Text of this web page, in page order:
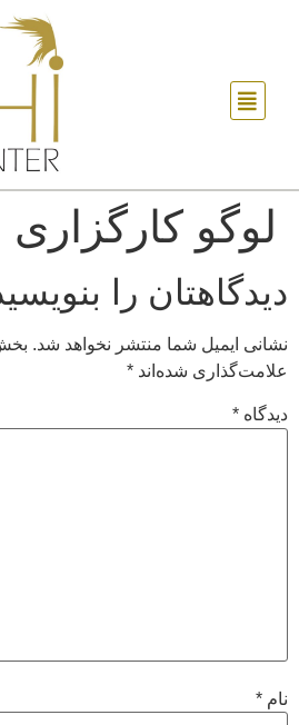
لوگو
دیدگاهتان را
نشانی ایمیل شما منتشر نخواهد شد.
علامت‌گذاری شده‌اند *
دیدگاه *
نام *